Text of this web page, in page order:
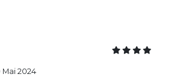
Mai 2024